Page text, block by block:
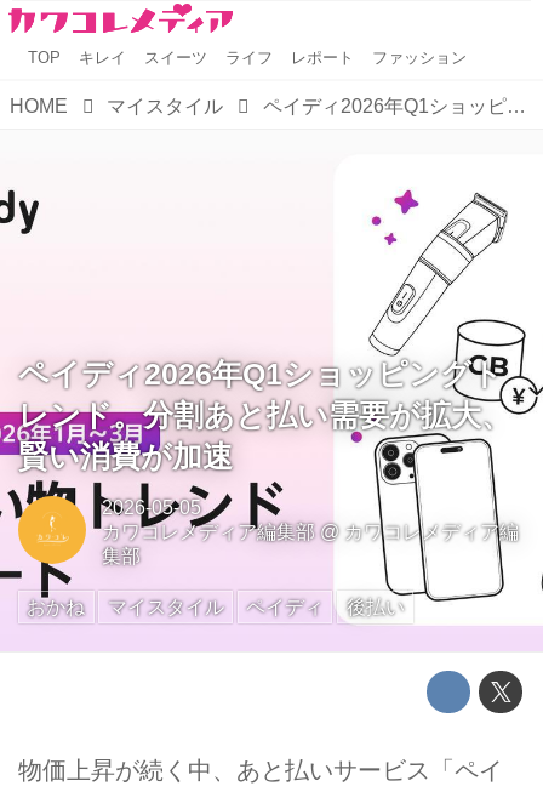
TOP キレイ スイーツ ライフ レポート ファッション
HOME マイスタイル ペイディ2026年Q1ショッピングトレンド。分割あと払い需要が拡大、賢い消費が加速
ペイディ2026年Q1ショッピングト
レンド。分割あと払い需要が拡大、
賢い消費が加速
2026-05-05
カワコレメディア編集部@ カワコレメディア編
集部
おかね マイスタイル ペイディ 後払い
物価上昇が続く中、あと払いサービス「ペイ